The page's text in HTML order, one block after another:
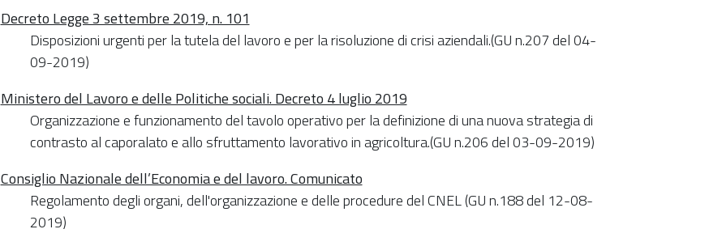
Decreto Legge 3 settembre 2019, n. 101
Disposizioni urgenti per la tutela del lavoro e per la risoluzione di crisi aziendali.(GU n.207 del 04-
09-2019)
Ministero del Lavoro e delle Politiche sociali. Decreto 4 luglio 2019
Organizzazione e funzionamento del tavolo operativo per la definizione di una nuova strategia di
contrasto al caporalato e allo sfruttamento lavorativo in agricoltura.(GU n.206 del 03-09-2019)
Consiglio Nazionale dell’Economia e del lavoro. Comunicato
Regolamento degli organi, dell'organizzazione e delle procedure del CNEL (GU n.188 del 12-08-
2019)